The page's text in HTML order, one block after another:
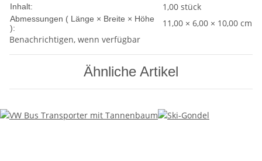
Inhalt: 1,00 stück
Abmessungen ( Länge × Breite × Höhe
):
11,00 × 6,00 × 10,00 cm
Benachrichtigen, wenn verfügbar
Ähnliche Artikel